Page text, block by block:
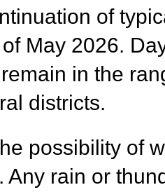
of
May 2026.
in the
districts.
possibility of
Any rain or